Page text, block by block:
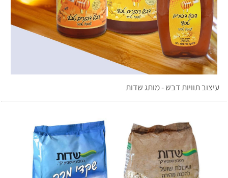
עיצוב תוויות דבש - מותג שדות